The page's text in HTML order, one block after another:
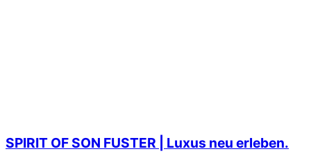
SPIRIT OF SON FUSTER | Luxus neu erleben.